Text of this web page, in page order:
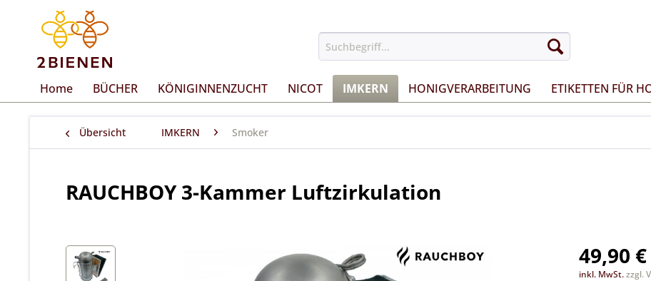
Home BÜCHER KÖNIGINNENZUCHT NICOT IMKERN HONIGVERARBEITUNG ETIKETTEN FÜR
Übersicht IMKERN Smoker
RAUCHBOY 3-Kammer Luftzirkulation
49,90
inkl. MwSt.zzgl.